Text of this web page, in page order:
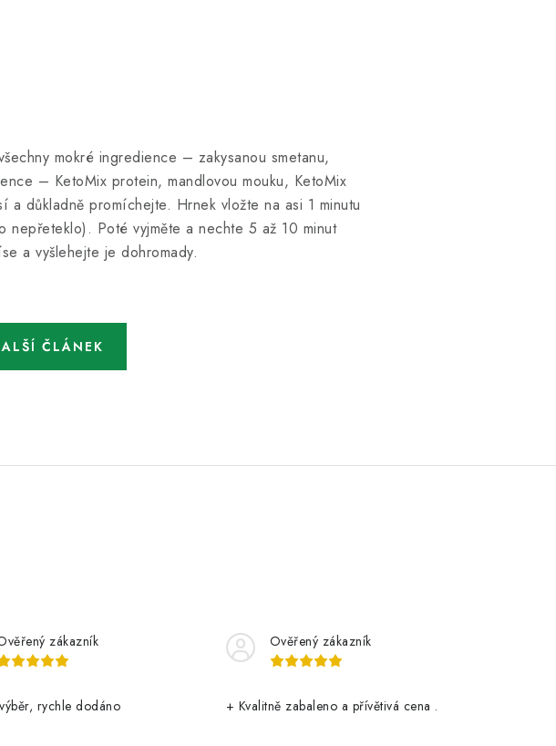
mokré ingredience – zakysanou smetanu,
– KetoMix protein, mandlovou mouku, KetoMix
důkladně promíchejte. Hrnek vložte na asi 1 minutu
nepřeteklo). Poté vyjměte a nechte 5 až 10 minut
a vyšlehejte je dohromady.
ČLÁNEK
zákazník
rychle dodáno
Ověřený zákazník
+ Kvalitně zabaleno a přívětivá cena .